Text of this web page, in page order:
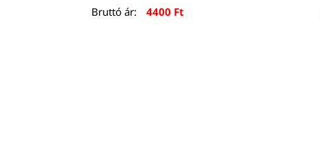
Bruttó ár:
4400 Ft